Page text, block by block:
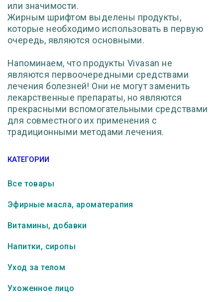
или значимости.
Жирным шрифтом выделены продукты,
которые необходимо использовать в первую
очередь, являются основными.
Напоминаем, что продукты Vivasan не
являются первоочередными средствами
лечения болезней! Они не могут заменить
лекарственные препараты, но являются
прекрасными вспомогательными средствами
для совместного их применения с
традиционными методами лечения.
КАТЕГОРИИ
Все товары
Эфирные масла, ароматерапия
Витамины, добавки
Напитки, сиропы
Уход за телом
Ухоженное лицо